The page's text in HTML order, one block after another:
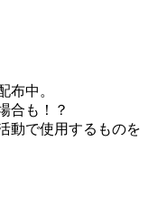
布中。
合も！？
動で使用するものを